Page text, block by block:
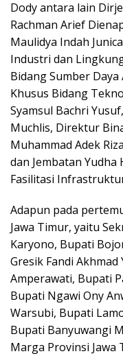
Dody antara lain
Rachman Arief
Maulidya Indah
Industri dan
Bidang Sumber
Khusus Bidang
Syamsul Bachri
Muchlis, Direktur
Muhammad Adek
dan Jembatan
Fasilitasi
Adapun pada
Jawa Timur, yaitu
Karyono, Bupati
Gresik Fandi
Amperawati, Bupati
Bupati Ngawi Ony
Warsubi, Bupati
Bupati Banyuwangi
Marga Provinsi Jawa